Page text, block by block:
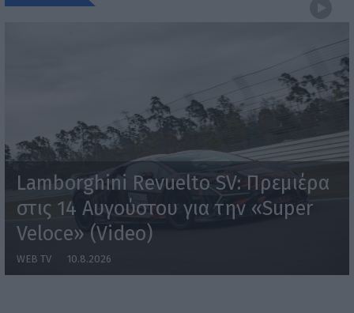
Lamborghini Revuelto SV: Πρεμιέρα
στις 14 Αυγούστου για την «Super
Veloce» (Video)
WEB TV 10.8.2026